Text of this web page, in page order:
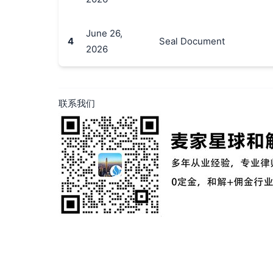
4
June 26,
2026
Seal Document
联系我们